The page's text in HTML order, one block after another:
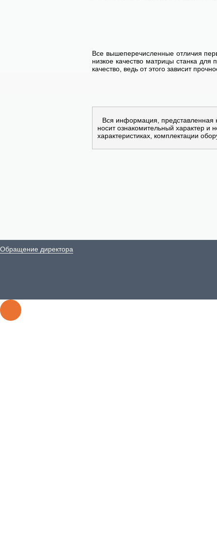
Все вышеперечисленные отличия
низкое качество матрицы станка
качество, ведь от этого зависит
Вся информация, представленная
носит ознакомительный характер
характеристиках, комплектации
Обращение директора